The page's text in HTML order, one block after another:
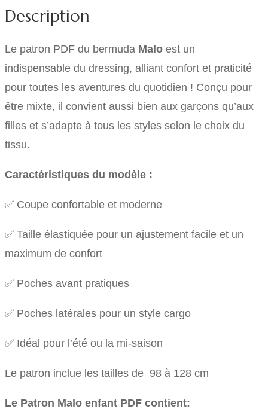
Description
Le patron PDF du bermuda Malo est un
indispensable du dressing, alliant confort et praticité
pour toutes les aventures du quotidien ! Conçu pour
être mixte, il convient aussi bien aux garçons qu’aux
filles et s’adapte à tous les styles selon le choix du
tissu.
Caractéristiques du modèle :
✅ Coupe confortable et moderne
✅ Taille élastiquée pour un ajustement facile et un
maximum de confort
✅ Poches avant pratiques
✅ Poches latérales pour un style cargo
✅ Idéal pour l’été ou la mi-saison
Le patron inclue les tailles de 98 à 128 cm
Le Patron Malo enfant PDF contient: